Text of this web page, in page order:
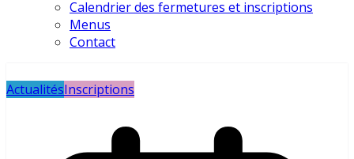
Calendrier des fermetures et inscriptions
Menus
Contact
ActualitésInscriptions